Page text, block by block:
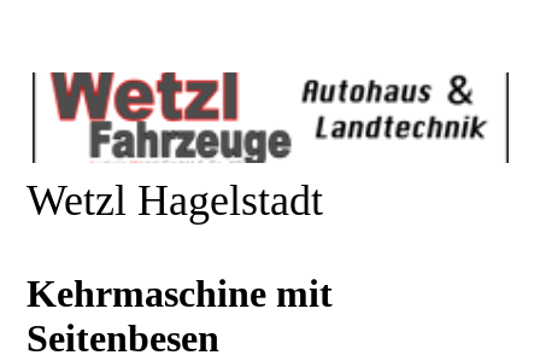
Wetzl Hagelstadt
Kehrmaschine mit
Seitenbesen